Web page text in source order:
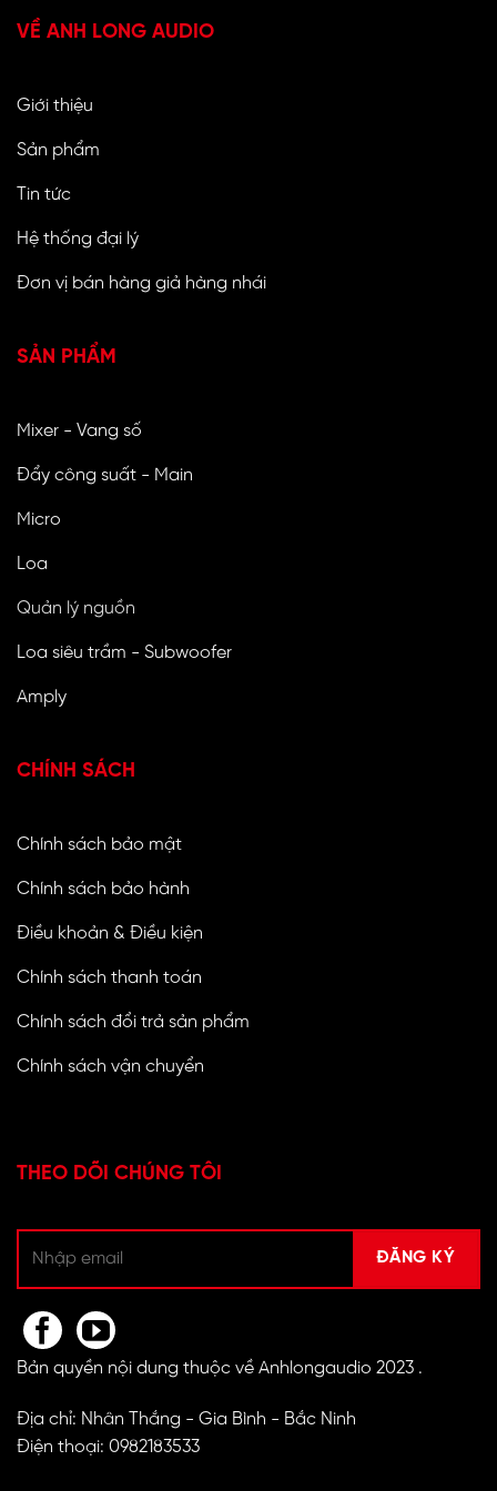
VỀ ANH LONG AUDIO
Giới thiệu
Sản phẩm
Tin tức
Hệ thống đại lý
Đơn vị bán hàng giả hàng nhái
SẢN PHẨM
Mixer - Vang số
Đẩy công suất - Main
Micro
Loa
Quản lý nguồn
Loa siêu trầm - Subwoofer
Amply
CHÍNH SÁCH
Chính sách bảo mật
Chính sách bảo hành
Điều khoản & Điều kiện
Chính sách thanh toán
Chính sách đổi trả sản phẩm
Chính sách vận chuyển
THEO DÕI CHÚNG TÔI
Bản quyền nội dung thuộc về Anhlongaudio 2023 .
Địa chỉ: Nhân Thắng - Gia Bình - Bắc Ninh
Điện thoại: 0982183533